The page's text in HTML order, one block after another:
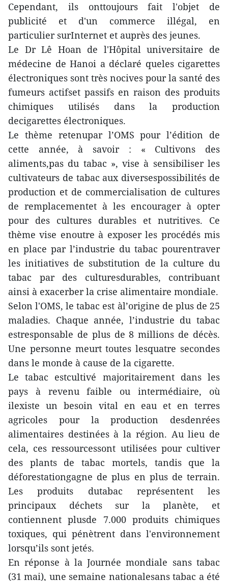
Cependant, ils onttoujours fait l'objet de
publicité et d'un commerce illégal, en
particulier surInternet et auprès des jeunes.
Le Dr Lê Hoan de l'Hôpital universitaire de
médecine de Hanoi a déclaré queles cigarettes
électroniques sont très nocives pour la santé des
fumeurs actifset passifs en raison des produits
chimiques utilisés dans la production
decigarettes électroniques.
Le thème retenupar l’OMS pour l’édition de
cette année, à savoir : « Cultivons des
aliments,pas du tabac », vise à sensibiliser les
cultivateurs de tabac aux diversespossibilités de
production et de commercialisation de cultures
de remplacementet à les encourager à opter
pour des cultures durables et nutritives. Ce
thème vise enoutre à exposer les procédés mis
en place par l’industrie du tabac pourentraver
les initiatives de substitution de la culture du
tabac par des culturesdurables, contribuant
ainsi à exacerber la crise alimentaire mondiale.
Selon l'OMS, le tabac est àl’origine de plus de 25
maladies. Chaque année, l’industrie du tabac
estresponsable de plus de 8 millions de décès.
Une personne meurt toutes lesquatre secondes
dans le monde à cause de la cigarette.
Le tabac estcultivé majoritairement dans les
pays à revenu faible ou intermédiaire, où
ilexiste un besoin vital en eau et en terres
agricoles pour la production desdenrées
alimentaires destinées à la région. Au lieu de
cela, ces ressourcessont utilisées pour cultiver
des plants de tabac mortels, tandis que la
déforestationgagne de plus en plus de terrain.
Les produits dutabac représentent les
principaux déchets sur la planète, et
contiennent plusde 7.000 produits chimiques
toxiques, qui pénètrent dans l'environnement
lorsqu’ils sont jetés.
En réponse à la Journée mondiale sans tabac
(31 mai), une semaine nationalesans tabac a été